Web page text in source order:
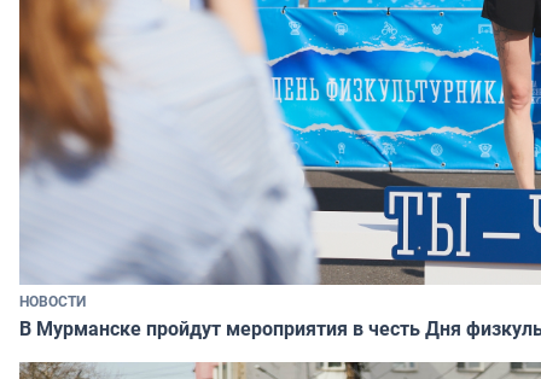
НОВОСТИ
В Мурманске пройдут мероприятия в честь Дня